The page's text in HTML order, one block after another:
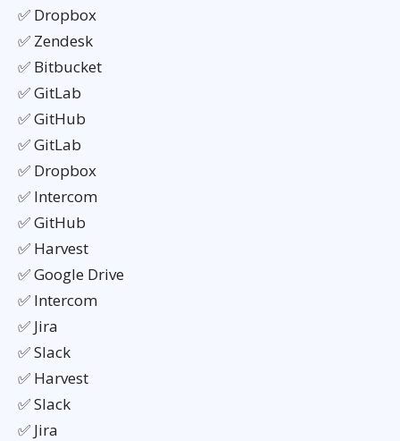
✅ Dropbox
✅ Zendesk
✅ Bitbucket
✅ GitLab
✅ GitHub
✅ GitLab
✅ Dropbox
✅ Intercom
✅ GitHub
✅ Harvest
✅ Google Drive
✅ Intercom
✅ Jira
✅ Slack
✅ Harvest
✅ Slack
✅ Jira